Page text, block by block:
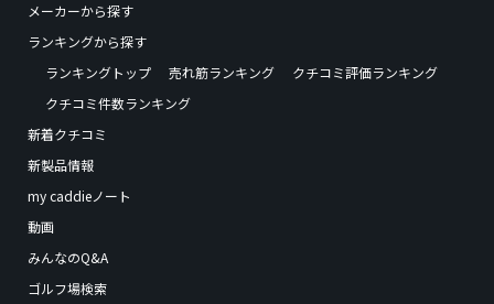
メーカーから探す
ランキングから探す
ランキングトップ
売れ筋ランキング
クチコミ評価ランキング
クチコミ件数ランキング
新着クチコミ
新製品情報
my caddieノート
動画
みんなのQ&A
ゴルフ場検索